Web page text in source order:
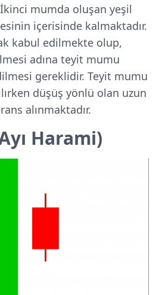
mumda oluşan yeşil
içerisinde kalmaktadır.
kabul edilmekte olup,
adına teyit mumu
gereklidir. Teyit mumu
düşüş yönlü olan uzun
alınmaktadır.
Harami)